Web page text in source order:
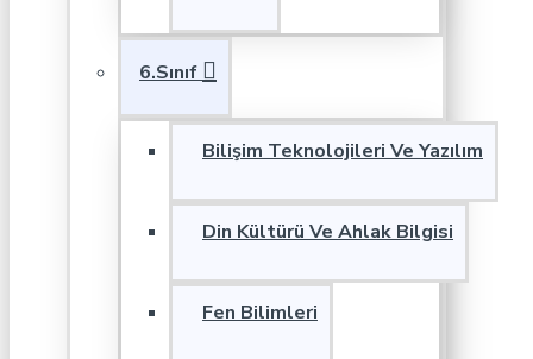
6.Sınıf
Bilişim Teknolojileri Ve Yazılım
Din Kültürü Ve Ahlak Bilgisi
Fen Bilimleri